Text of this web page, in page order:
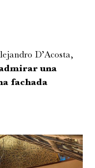
D’Acosta,
una
fachada